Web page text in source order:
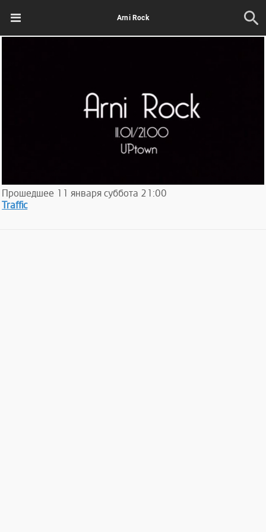
Arni Rock
Прошедшее 11 января суббота 21:00
Traffic